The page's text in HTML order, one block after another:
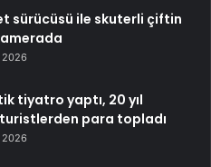
sürücüsü ile skuterli çiftin
2026
tiyatro yaptı, 20 yıl
para topladı
2026